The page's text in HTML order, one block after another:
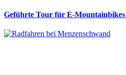
Geführte Tour für E-